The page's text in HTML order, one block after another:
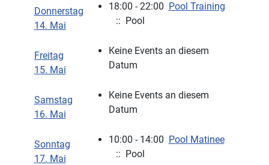
Donnerstag
14. Mai
18:00 - 22:00 Pool Training
:: Pool
Freitag
15. Mai
Keine Events an diesem
Datum
Samstag
16. Mai
Keine Events an diesem
Datum
Sonntag
17. Mai
10:00 - 14:00 Pool Matinee
:: Pool